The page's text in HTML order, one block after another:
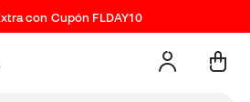
con Cupón FLDAY10